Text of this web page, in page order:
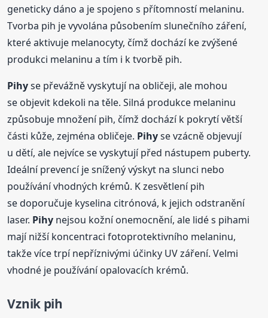
geneticky dáno a je spojeno s přítomností melaninu.
Tvorba pih je vyvolána působením slunečního záření,
které aktivuje melanocyty, čímž dochází ke zvýšené
produkci melaninu a tím i k tvorbě pih.
Pihyse převážně vyskytují na obličeji, ale mohou
se objevit kdekoli na těle. Silná produkce melaninu
způsobuje množení pih, čímž dochází k pokrytí větší
části kůže, zejména obličeje. Pihyse vzácně objevují
u dětí, ale nejvíce se vyskytují před nástupem puberty.
Ideální prevencí je snížený výskyt na slunci nebo
používání vhodných krémů. K zesvětlení pih
se doporučuje kyselina citrónová, k jejich odstranění
laser. Pihy nejsou kožní onemocnění, ale lidé s pihami
mají nižší koncentraci fotoprotektivního melaninu,
takže více trpí nepříznivými účinky UV záření. Velmi
vhodné je používání opalovacích krémů.
Vznik pih